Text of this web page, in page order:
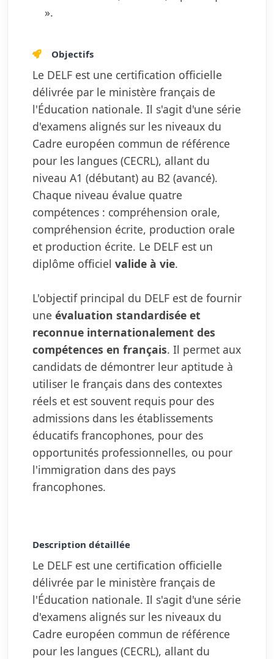
».
Objectifs
Le DELF est une certification officielle
délivrée par le ministère français de
l'Éducation nationale. Il s'agit d'une série
d'examens alignés sur les niveaux du
Cadre européen commun de référence
pour les langues (CECRL), allant du
niveau A1 (débutant) au B2 (avancé).
Chaque niveau évalue quatre
compétences : compréhension orale,
compréhension écrite, production orale
et production écrite. Le DELF est un
diplôme officiel valide à vie.
L'objectif principal du DELF est de fournir
une évaluation standardisée et
reconnue internationalement des
compétences en français. Il permet aux
candidats de démontrer leur aptitude à
utiliser le français dans des contextes
réels et est souvent requis pour des
admissions dans les établissements
éducatifs francophones, pour des
opportunités professionnelles, ou pour
l'immigration dans des pays
francophones.
Description détaillée
Le DELF est une certification officielle
délivrée par le ministère français de
l'Éducation nationale. Il s'agit d'une série
d'examens alignés sur les niveaux du
Cadre européen commun de référence
pour les langues (CECRL), allant du